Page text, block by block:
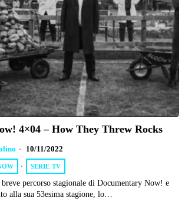
4×04 – How They Threw Rocks
10/11/2022
· SERIE TV
percorso stagionale di Documentary Now! e
alla sua 53esima stagione, lo…